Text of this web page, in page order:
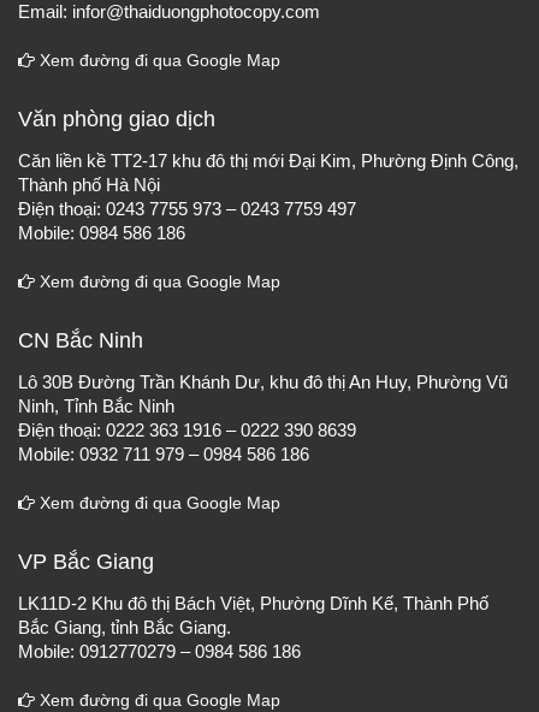
Email: infor@thaiduongphotocopy.com
Xem đường đi qua Google Map
Văn phòng giao dịch
Căn liền kề TT2-17 khu đô thị mới Đại Kim, Phường Định Công,
Thành phố Hà Nội
Điện thoại: 0243 7755 973 – 0243 7759 497
Mobile: 0984 586 186
Xem đường đi qua Google Map
CN Bắc Ninh
Lô 30B Đường Trần Khánh Dư, khu đô thị An Huy, Phường Vũ
Ninh, Tỉnh Bắc Ninh
Điện thoại: 0222 363 1916 – 0222 390 8639
Mobile: 0932 711 979 – 0984 586 186
Xem đường đi qua Google Map
VP Bắc Giang
LK11D-2 Khu đô thị Bách Việt, Phường Dĩnh Kế, Thành Phố
Bắc Giang, tỉnh Bắc Giang.
Mobile: 0912770279 – 0984 586 186
Xem đường đi qua Google Map